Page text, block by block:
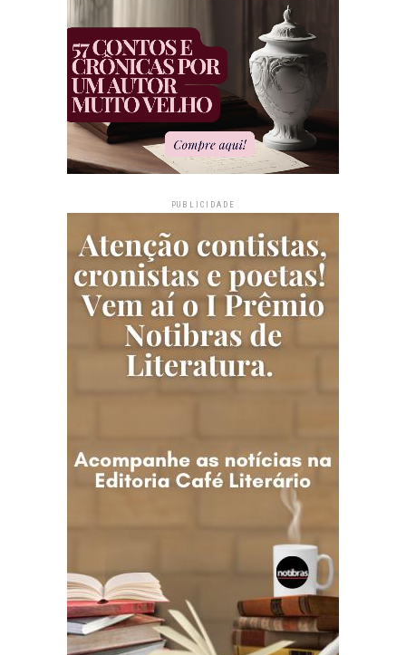
PUBLICIDADE